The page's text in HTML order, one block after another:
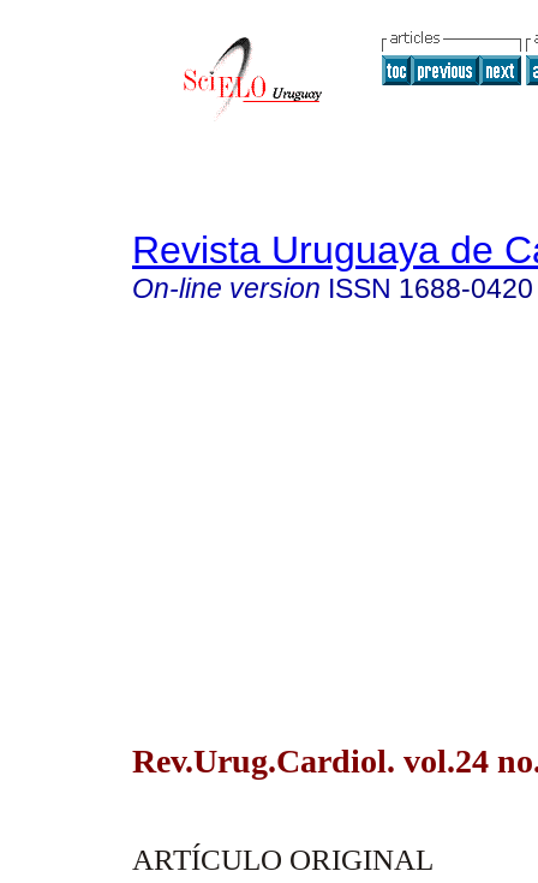
Revista Uruguaya de
On-line version ISSN 1688-0420
Rev.Urug.Cardiol. vol.24
ARTÍCULO ORIGINAL